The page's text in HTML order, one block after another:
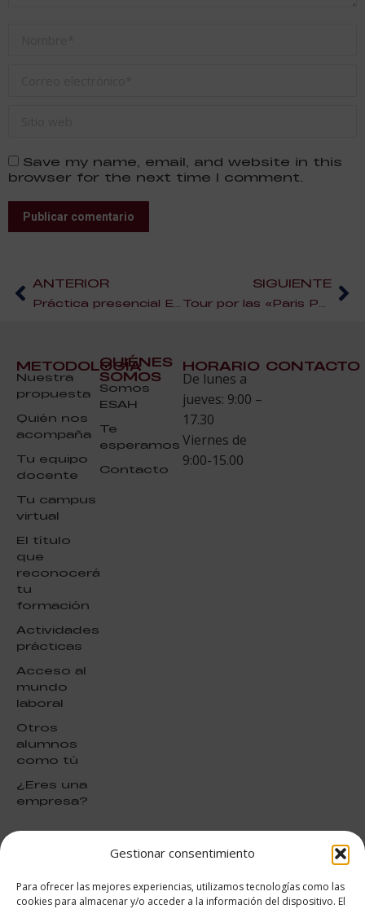
Gestionar consentimiento
Para ofrecer las mejores experiencias, utilizamos tecnologías como las
cookies para almacenar y/o acceder a la información del dispositivo. El
Save my name, email, and website in this
browser for the next time I comment.
Publicar comentario
ANTERIOR SIGUIENTE
METODOLOGÍA
Nuestra
propuesta
Quién nos
acompaña
Tu equipo
docente
Tu campus
virtual
El título
que
reconocerá
tu
formación
Actividades
prácticas
Acceso al
mundo
laboral
Otros
alumnos
como tú
¿Eres una
empresa?
QUIÉNES
SOMOS
Somos
ESAH
Te
esperamos
Contacto
HORARIO
De lunes a
jueves: 9:00 –
17.30
Viernes de
9:00-15.00
CONTACTO
puntuación para ESAH
basado en
Valoraciones soportado por